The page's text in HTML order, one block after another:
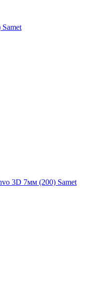
3D 7мм (200) Samet